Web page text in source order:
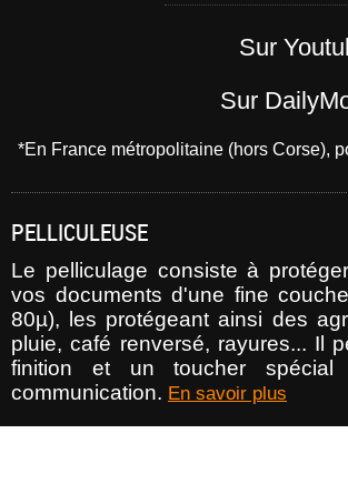
Sur
Sur
*En France métropolitaine (hors Corse),
PELLICULEUSE
Le pelliculage consiste à
vos documents d'une fine
80µ), les protégeant ainsi des
pluie, café renversé, rayures... Il
finition et un toucher
communication. En savoir plus